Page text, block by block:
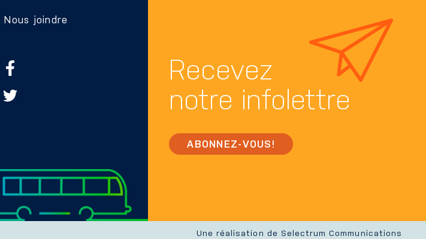
Nous joindre
Recevez
notre infolettre
ABONNEZ-VOUS!
Une réalisation de Selectrum Communications